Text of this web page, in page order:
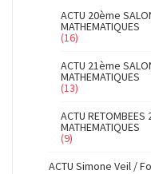
ACTU 20ème
MATHEMATIQUES
(16)
ACTU 21ème
MATHEMATIQUES
(13)
ACTU RETOMBEES
MATHEMATIQUES
(9)
ACTU Simone Veil /